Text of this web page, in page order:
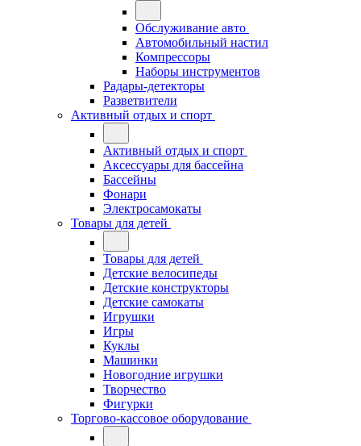
Обслуживание авто
Автомобильный настил
Компрессоры
Наборы инструментов
Радары-детекторы
Разветвители
Активный отдых и спорт
Активный отдых и спорт
Аксессуары для бассейна
Бассейны
Фонари
Электросамокаты
Товары для детей
Товары для детей
Детские велосипеды
Детские конструкторы
Детские самокаты
Игрушки
Игры
Куклы
Машинки
Новогодние игрушки
Творчество
Фигурки
Торгово-кассовое оборудование